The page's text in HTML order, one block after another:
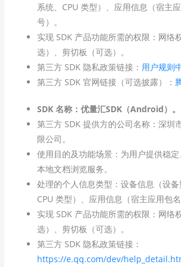
系统、CPU 类型）、应用信息（宿主
号）。
实现 SDK 产品功能所需的权限：网络
选）、剪切板（可选）。
第三方 SDK 隐私政策链接： 用户规则
第三方 SDK 官网链接（可选披露）：
SDK 名称：优量汇SDK（Android）。
第三方 SDK 提供方的公司名称：深圳
限公司。
使用目的及功能场景：为用户提供稳
本地文档浏览服务。
处理的个人信息类型：设备信息（设备
CPU 类型）、应用信息（宿主应用包名
实现 SDK 产品功能所需的权限：网络
选）、剪切板（可选）。
第三方 SDK 隐私政策链接：
https://e.qq.com/dev/